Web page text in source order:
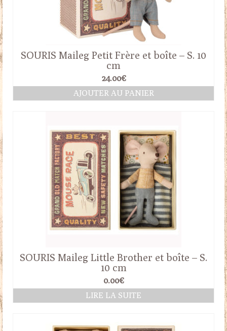
SOURIS Maileg Petit Frère et boîte – S. 10
cm
24.00€
AJOUTER AU PANIER
SOURIS Maileg Little Brother et boîte – S.
10 cm
0.00€
LIRE LA SUITE